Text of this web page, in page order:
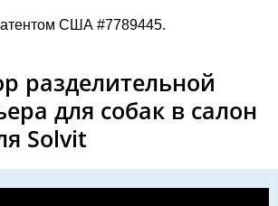
США #7789445.
разделительной
для собак в салон
Solvit